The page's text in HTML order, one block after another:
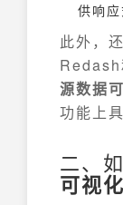
供响应
此外，
源数据
功能上
二、
可视